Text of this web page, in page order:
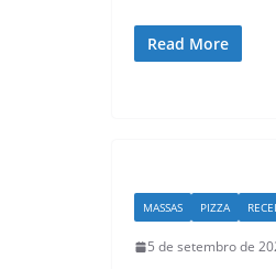
Read More
MASSAS PIZZA
5 de setembro de